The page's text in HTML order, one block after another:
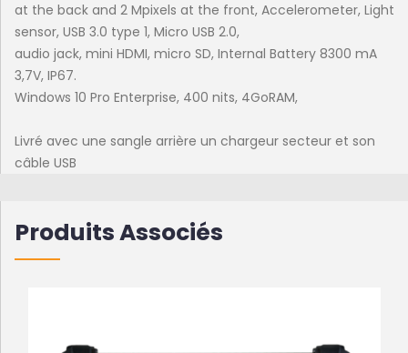
at the back and 2 Mpixels at the front, Accelerometer, Light
sensor, USB 3.0 type 1, Micro USB 2.0,
audio jack, mini HDMI, micro SD, Internal Battery 8300 mA
3,7V, IP67.
Windows 10 Pro Enterprise, 400 nits, 4GoRAM,
Livré avec une sangle arrière un chargeur secteur et son
câble USB
Produits Associés